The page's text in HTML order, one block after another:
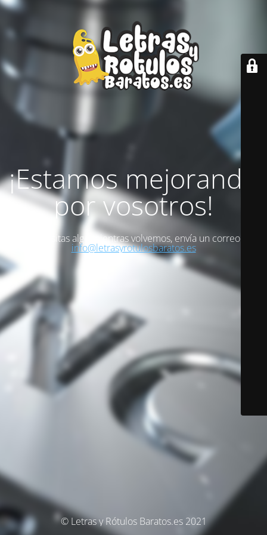
¡Estamos mejorando
por vosotros!
Si necesitas algo mientras volvemos, envía un correo a
info@letrasyrotulosbaratos.es
© Letras y Rótulos Baratos.es 2021